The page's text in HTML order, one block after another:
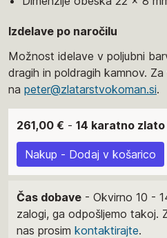
Izdelave po naročilu
Možnost idelave v poljubni
dragih in poldragih kamnov.
na peter@zlatarstvokoman.si.
261,00 € - 14 karatno zlato
Nakup - Dodaj v košarico
Čas dobave - Okvirno 10 -
zalogi, ga odpošljemo takoj.
nas prosim kontaktirajte.